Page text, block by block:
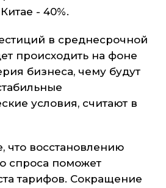
- 40%.
в среднесрочной
происходить на фоне
бизнеса, чему будут
условия, считают в
что восстановлению
спроса поможет
тарифов. Сокращение